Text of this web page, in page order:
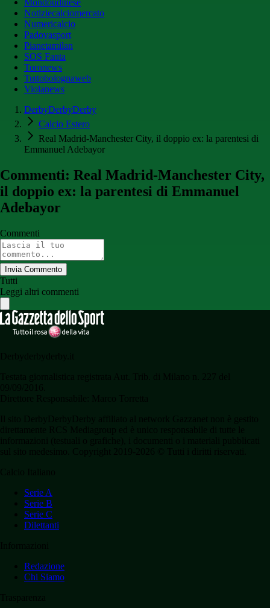
Mondoudinese
Notiziecalciomercato
Numericalcio
Padovasport
Pianetamilan
SOS Fanta
Toronews
Tuttobolognaweb
Violanews
DerbyDerbyDerby
Calcio Estero
Real Madrid-Manchester City, il doppio ex: la parentesi di
Emmanuel Adebayor
Commenti: Real Madrid-Manchester City,
il doppio ex: la parentesi di Emmanuel
Adebayor
Commenti
Invia Commento
Tutti
Leggi altri commenti
Serie A
Serie B
Serie C
Dilettanti
Redazione
Chi Siamo